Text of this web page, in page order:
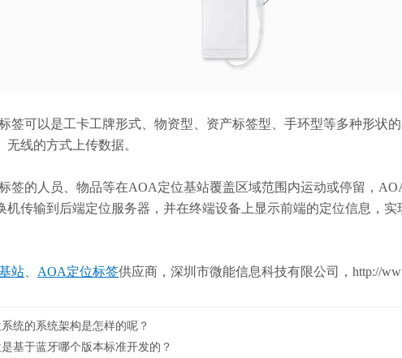
可以是工卡工牌形式、物资型、资产标签型、手环型等多种形状
无线的方式上传数据。
的人员、物品等在AOA定位基站覆盖区域范围内运动或停留，
机传输到后端定位服务器，并在终端设备上显示前端的定位信息，
站 AOA定位标签供应商，深圳市微能信息科技有限公司，http://
统的系统架构是怎样的呢？
基于蓝牙哪个版本标准开发的？